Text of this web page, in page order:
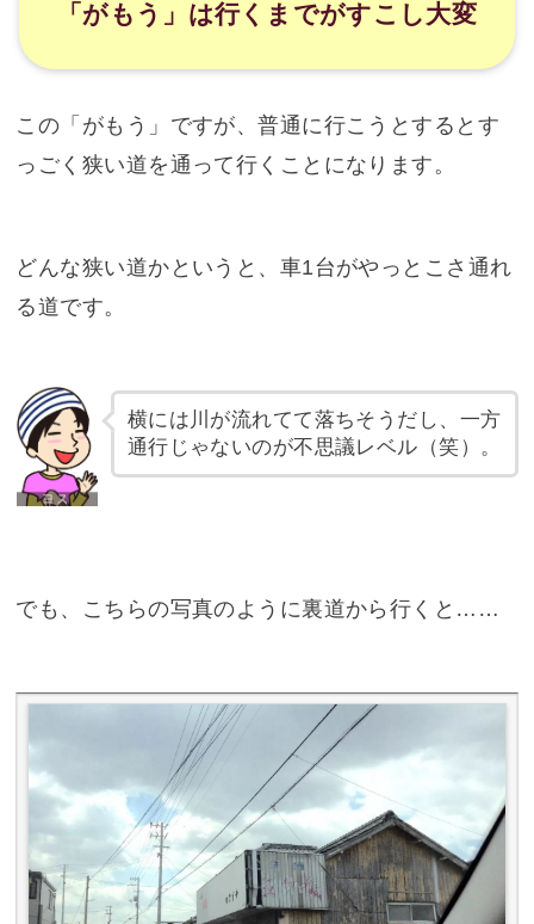
「がもう」は行くまでがすこし大変
この「がもう」ですが、普通に行こうとするとす
っごく狭い道を通って行くことになります。
どんな狭い道かというと、車1台がやっとこさ通れ
る道です。
横には川が流れてて落ちそうだし、一方
通行じゃないのが不思議レベル（笑）。
でも、こちらの写真のように裏道から行くと……